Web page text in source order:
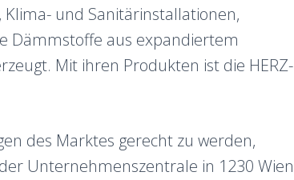
und Sanitärinstallationen,
Dämmstoffe aus expandiertem
Mit ihren Produkten ist die HERZ-
des Marktes gerecht zu werden,
Unternehmenszentrale in 1230 Wien